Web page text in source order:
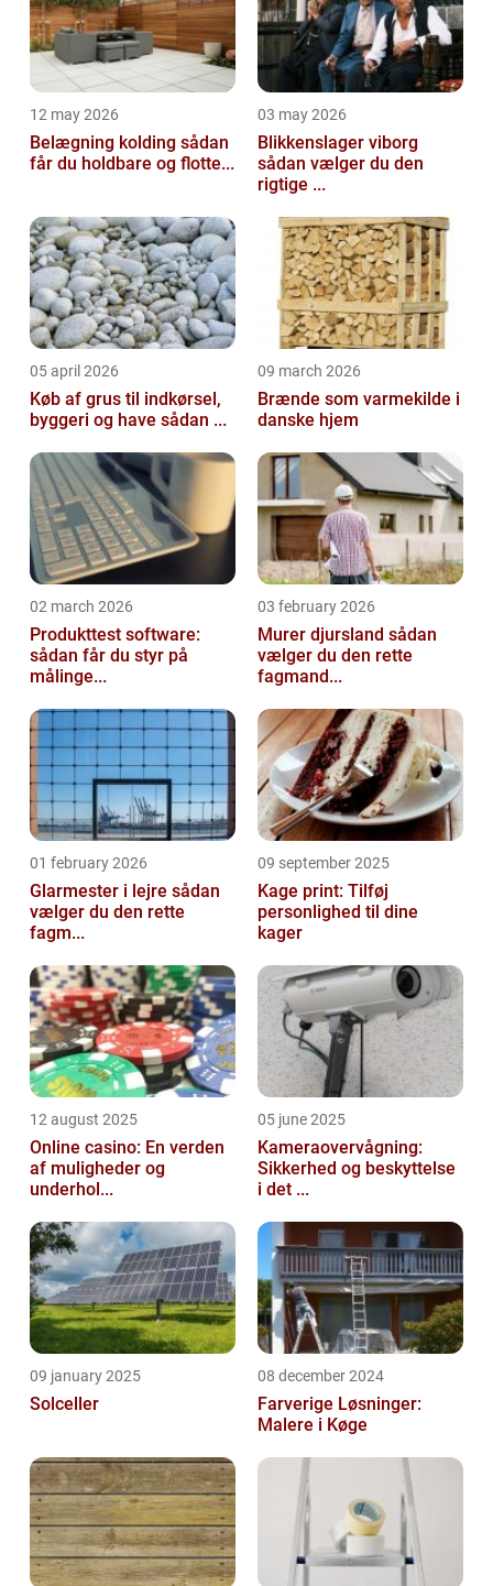
12 may 2026
Belægning kolding sådan
får du holdbare og flotte...
03 may 2026
Blikkenslager viborg
sådan vælger du den
rigtige ...
05 april 2026
Køb af grus til indkørsel,
byggeri og have sådan ...
09 march 2026
Brænde som varmekilde i
danske hjem
02 march 2026
Produkttest software:
sådan får du styr på
målinge...
03 february 2026
Murer djursland sådan
vælger du den rette
fagmand...
01 february 2026
Glarmester i lejre sådan
vælger du den rette
fagm...
09 september 2025
Kage print: Tilføj
personlighed til dine
kager
12 august 2025
Online casino: En verden
af muligheder og
underhol...
05 june 2025
Kameraovervågning:
Sikkerhed og beskyttelse
i det ...
09 january 2025
Solceller
08 december 2024
Farverige Løsninger:
Malere i Køge